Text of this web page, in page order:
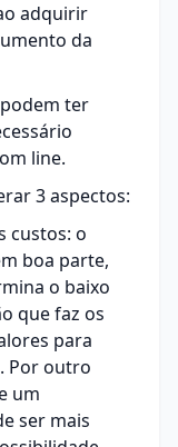
adquirir
da
ter
line.
3 aspectos:
custos: o
boa parte,
o baixo
que faz os
para
Por outro
um
ser mais